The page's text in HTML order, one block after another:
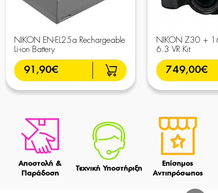
NIKON EN-EL25a Rechargeable
Li-ion Battery
91,90€
NIKON Z30 +
6.3 VR Kit
749,00€
Αποστολή &
Παράδοση
Τεχνική Υποστήριξη
Επίσημος
Αντιπρόσωπος